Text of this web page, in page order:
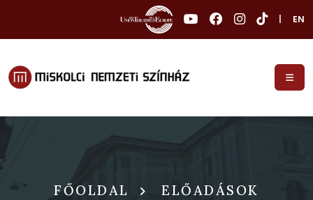
EN
FŐOLDAL ELŐADÁSOK